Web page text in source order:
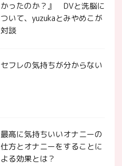
かったのか？』 DVと洗脳に
ついて、yuzukaとみやめこが
対談
セフレの気持ちが分からない
最高に気持ちいいオナニーの
仕方とオナニーをすることに
よる効果とは？